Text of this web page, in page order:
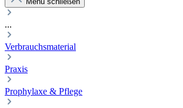
...
Verbrauchsmaterial
Praxis
Prophylaxe & Pflege